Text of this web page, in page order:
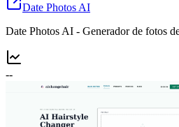
Date Photos AI
Date Photos AI - Generador de fotos
--